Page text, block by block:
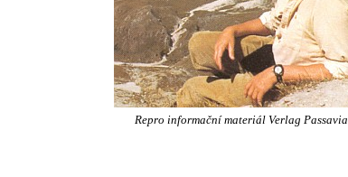
Repro informační materiál Verlag Passavia